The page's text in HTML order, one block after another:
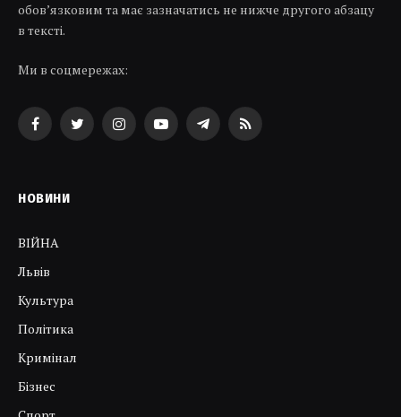
обов’язковим та має зазначатись не нижче другого абзацу
в тексті.
Ми в соцмережах:
FacebookTwitterInstagramYouTubeTelegramRSS
НОВИНИ
ВІЙНА
Львів
Культура
Політика
Кримінал
Бізнес